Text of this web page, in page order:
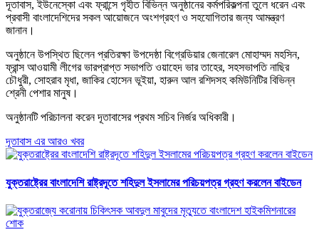
দূতাবাস, ইউনেস্কো এবং ফ্রান্সে গৃহীত বিভিন্ন অনুষ্ঠানের কর্মপরিকল্পনা তুলে ধরেন এবং
প্রবাসী বাংলাদেশিদের সকল আয়োজনে অংশগ্রহণ ও সহযোগিতার জন্য আমন্ত্রণ
জানান।
অনুষ্ঠানে উপস্থিত ছিলেন প্রতিরক্ষা উপদেষ্ঠা বিগ্রেডিয়ার জেনারেল মোহাম্মদ মহসিন,
ফ্রান্স আওয়ামী লীগের ভারপ্রাপ্ত সভাপতি ওয়াহেদ ভার তাহের, সহসভাপতি নাছির
চৌধুরী, সোহরাব মৃধা, জাকির হোসেন ভূইয়া, হারুন আল রশিদসহ কমিউনিটির বিভিন্ন
শ্রেনী পেশার মানুষ।
অনুষ্ঠানটি পরিচালনা করেন দূতাবাসের প্রথম সচিব নির্জর অধিকারী।
দূতাবাস এর আরও খবর
যুক্তরাষ্ট্রের বাংলাদেশি রাষ্ট্রদূতে শহিদুল ইসলামের পরিচয়পত্র গ্রহণ করলেন বাইডেন